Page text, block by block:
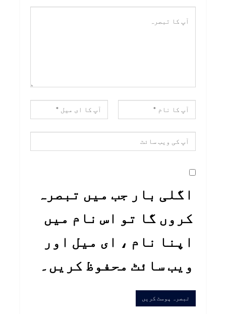
اگلی بار جب میں تبصرہ
کروں گا تو اس نام میں
اپنا نام ، ای میل اور
ویب سائٹ محفوظ کریں۔